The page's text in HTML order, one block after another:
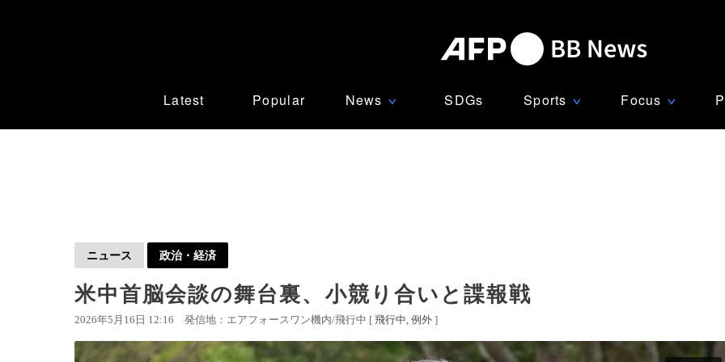
Latest Popular News ∨ SDGs Sports ∨ Focus ∨
ニュース 政治・経済
米中首脳会談の舞台裏、小競り合いと諜報戦
2026年5月16日 12:16 発信地：エアフォースワン機内/飛行中 [ 飛行中 例外 ]